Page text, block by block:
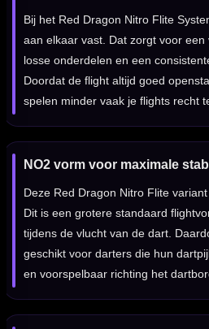
Bij het Red Dragon Nitro Flite
aan elkaar vast. Dat zorgt voor
losse onderdelen en een
Doordat de flight altijd goed
spelen minder vaak je flights recht
NO2 vorm voor maximale
Deze Red Dragon Nitro Flite
Dit is een grotere standaard
tijdens de vlucht van de dart.
geschikt voor darters die hun
en voorspelbaar richting het